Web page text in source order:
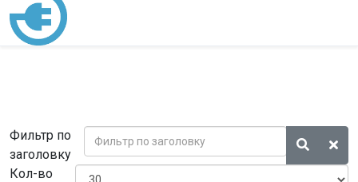
Фильтр по
заголовку
Кол-во